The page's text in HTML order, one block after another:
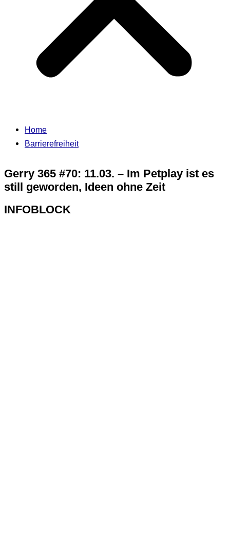
Home
Barrierefreiheit
Gerry 365 #70: 11.03. – Im Petplay ist es
still geworden, Ideen ohne Zeit
INFOBLOCK